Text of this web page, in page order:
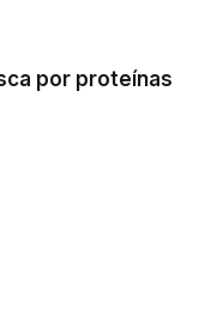
por proteínas